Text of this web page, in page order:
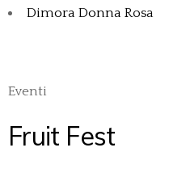
Dimora Donna Rosa
Eventi
Fruit Fest